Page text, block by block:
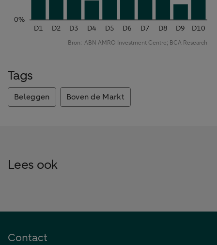
Tags
Beleggen Boven de Markt
Lees ook
Contact